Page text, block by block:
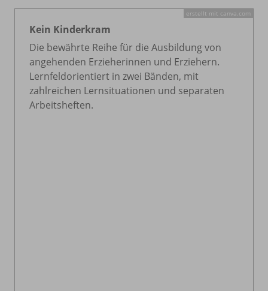
erstellt mit canva.com
Kein Kinderkram
Die bewährte Reihe für die Ausbildung von
angehenden Erzieherinnen und Erziehern.
Lernfeldorientiert in zwei Bänden, mit
zahlreichen Lernsituationen und separaten
Arbeitsheften.